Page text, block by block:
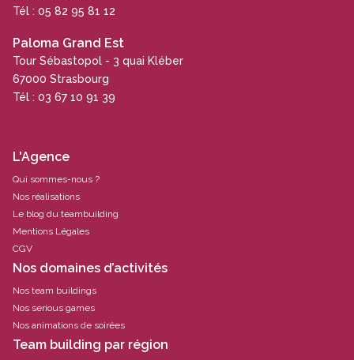
Tél : 05 82 95 81 12
Paloma Grand Est
Tour Sébastopol - 3 quai Kléber
67000 Strasbourg
Tél : 03 67 10 91 39
L'Agence
Qui sommes-nous ?
Nos réalisations
Le blog du teambuilding
Mentions Légales
CGV
Nos domaines d’activités
Nos team buildings
Nos serious games
Nos animations de soirées
Team building par région